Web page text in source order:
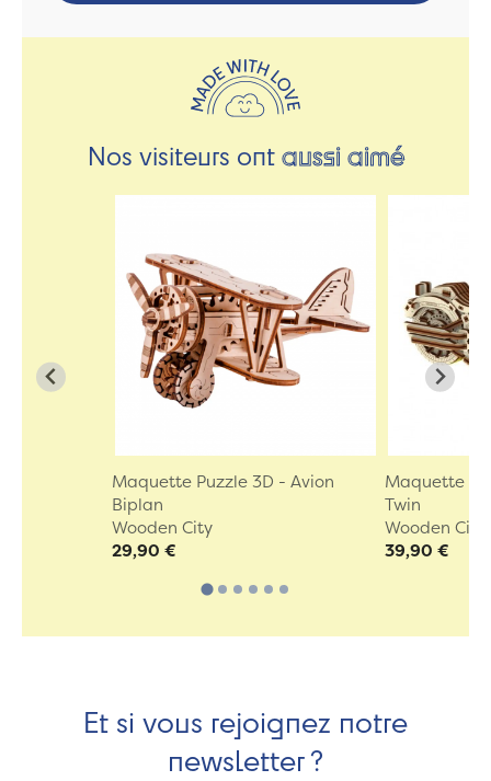
Nos visiteurs ontaussi aimé
Maquette Puzzle 3D - Avion
Biplan
Wooden City
29,90 €
Maquette
Twin
Wooden City
39,90 €
Et si vous rejoignez notre
newsletter ?